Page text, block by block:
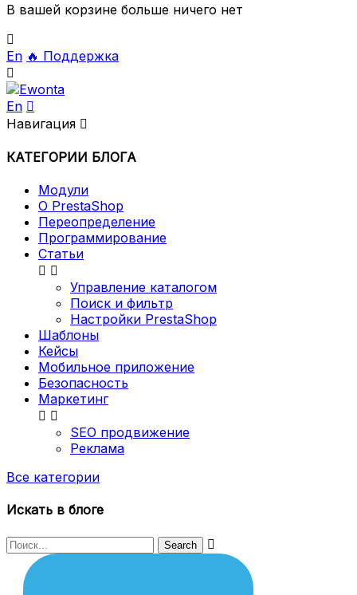
В вашей корзине больше ничего нет

En 🔥 Поддержка

En 
Навигация 
КАТЕГОРИИ БЛОГА
Модули
О PrestaShop
Переопределение
Программирование
Статьи
 
Управление каталогом
Поиск и фильтр
Настройки PrestaShop
Шаблоны
Кейсы
Мобильное приложение
Безопасность
Маркетинг
 
SEO продвижение
Реклама
Все категории
Искать в блоге
